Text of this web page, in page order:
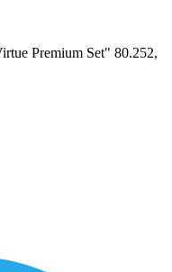
Premium Set" 80.252,